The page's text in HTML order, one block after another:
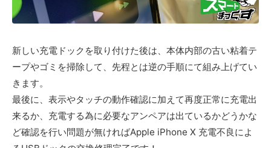
新しい充電ドックを取り付けた後は、本体内部の古い粘着テ
ープやゴミを掃除して、先程とは逆の手順にて組み上げてい
きます。
最後に、表示やタッチの動作確認に加えて再度正常に充電出
来るか、充電する為に必要なアンペアは出ているかどうかな
ど確認を行い問題が無ければApple iPhone X 充電不良によ